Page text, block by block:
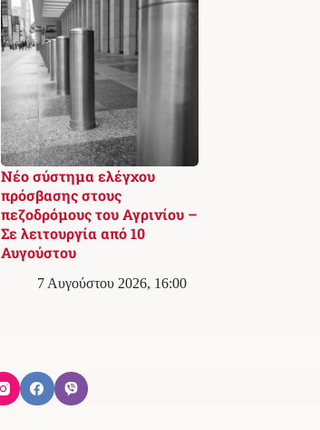
Νέο σύστημα ελέγχου
πρόσβασης στους
πεζοδρόμους του Αγρινίου –
Σε λειτουργία από 10
Αυγούστου
7 Αυγούστου 2026, 16:00